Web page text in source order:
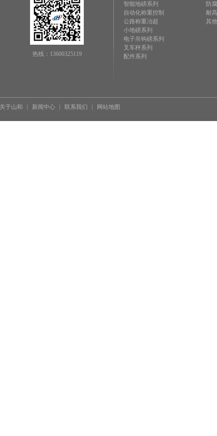
热线：13600325119
智能地磅系列
自动化称重控制
公路称重冶超
小地磅系列
电子吊钩磅系列
叉车秤系列
配件系列
防
耐
其他
关于山和 新闻中心 联系我们 网站地图